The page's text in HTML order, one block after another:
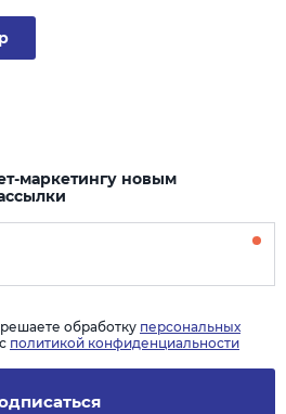
маркетингу новым
обработку персональных
политикой конфиденциальности